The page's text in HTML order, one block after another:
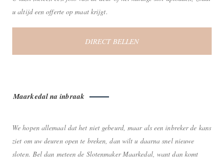
u altijd een offerte op maat krijgt.
DIRECT BELLEN
Maarkedal na inbraak
We hopen allemaal dat het niet gebeurd, maar als een inbreker de kans
ziet om uw deuren open te breken, dan wilt u daarna snel nieuwe
sloten. Bel dan meteen de Slotenmaker Maarkedal, want dan komt